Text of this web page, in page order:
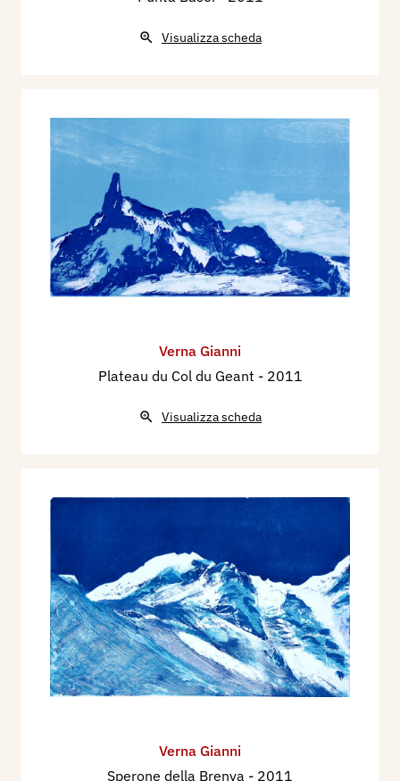
Visualizza scheda
Verna Gianni
Plateau du Col du Geant - 2011
Visualizza scheda
Verna Gianni
Sperone della Brenva - 2011